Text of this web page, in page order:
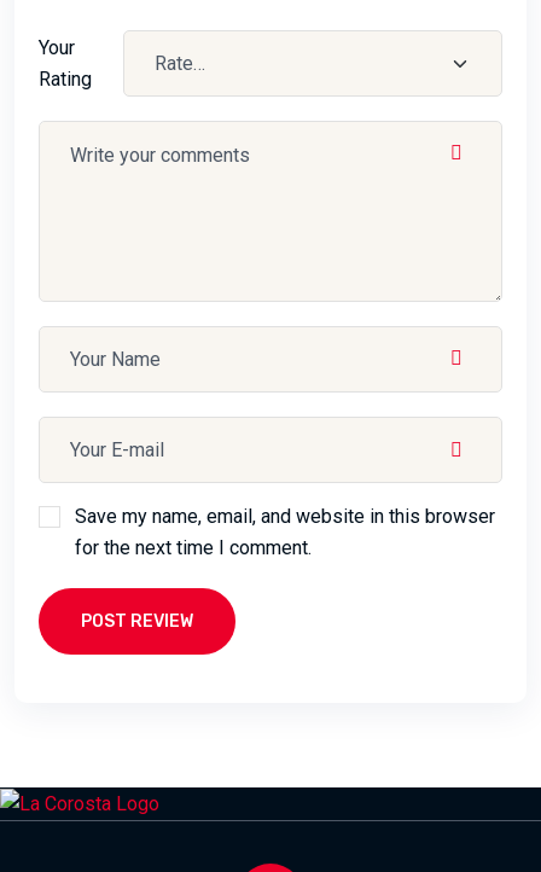
Your
Rating
Save my name, email, and website in this browser
for the next time I comment.
POST REVIEW